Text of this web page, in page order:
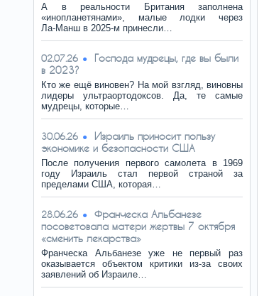
А в реальности Британия заполнена
«инопланетянами», малые лодки через
Ла‑Манш в 2025‑м принесли…
02.07.26
Господа мудрецы, где вы были
в 2023?
Кто же ещё виновен? На мой взгляд, виновны
лидеры ультраортодоксов. Да, те самые
мудрецы, которые…
30.06.26
Израиль приносит пользу
экономике и безопасности США
После получения первого самолета в 1969
году Израиль стал первой страной за
пределами США, которая…
28.06.26
Франческа Альбанезе
посоветовала матери жертвы 7 октября
«сменить лекарства»
Франческа Альбанезе уже не первый раз
оказывается объектом критики из-за своих
заявлений об Израиле…